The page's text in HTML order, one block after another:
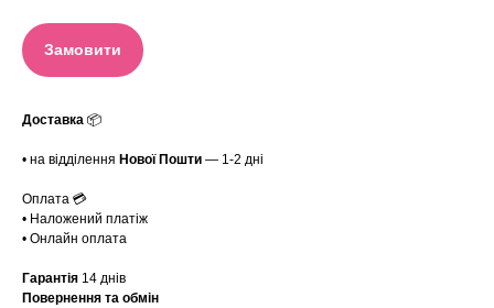
Замовити
Доставка 📦
• на відділення Нової Пошти — 1-2 дні
Оплата 💳
• Наложений платіж
• Онлайн оплата
Гарантія 14 днів
Повернення та обмін